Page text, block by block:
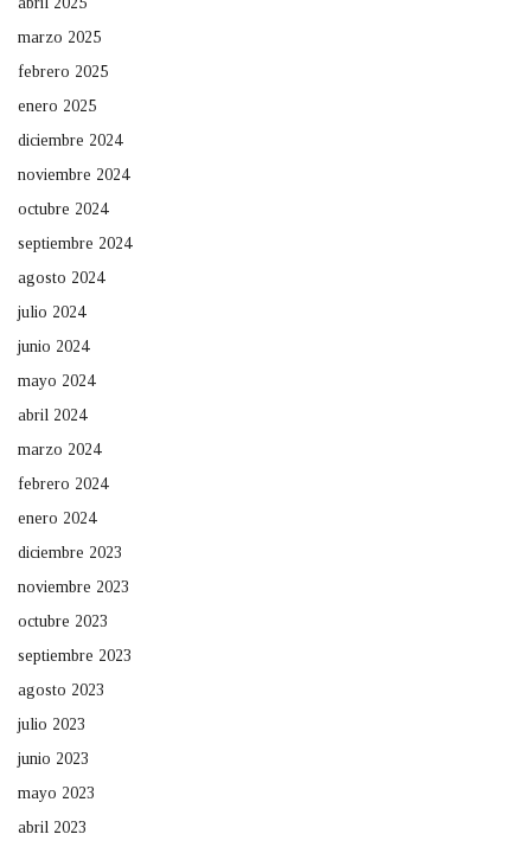
marzo 2025
febrero 2025
enero 2025
diciembre 2024
noviembre 2024
octubre 2024
septiembre 2024
agosto 2024
julio 2024
junio 2024
mayo 2024
abril 2024
marzo 2024
febrero 2024
enero 2024
diciembre 2023
noviembre 2023
octubre 2023
septiembre 2023
agosto 2023
julio 2023
junio 2023
mayo 2023
abril 2023